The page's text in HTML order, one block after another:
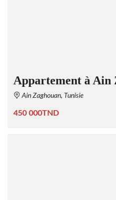
Appartement à Ain
Ain Zaghouan, Tunisie
450 000TND